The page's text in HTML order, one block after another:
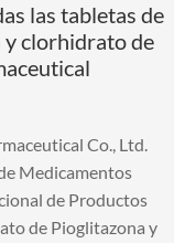
las tabletas de
clorhidrato de
Co., Ltd.
Medicamentos
de Productos
de Pioglitazona y